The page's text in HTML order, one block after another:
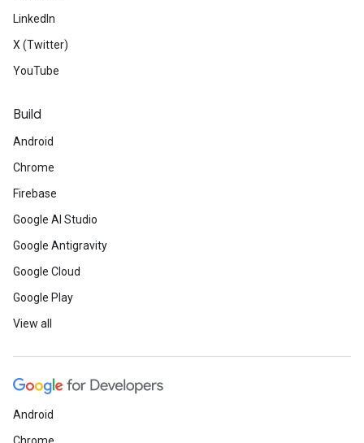
LinkedIn
X (Twitter)
YouTube
Build
Android
Chrome
Firebase
Google AI Studio
Google Antigravity
Google Cloud
Google Play
View all
Android